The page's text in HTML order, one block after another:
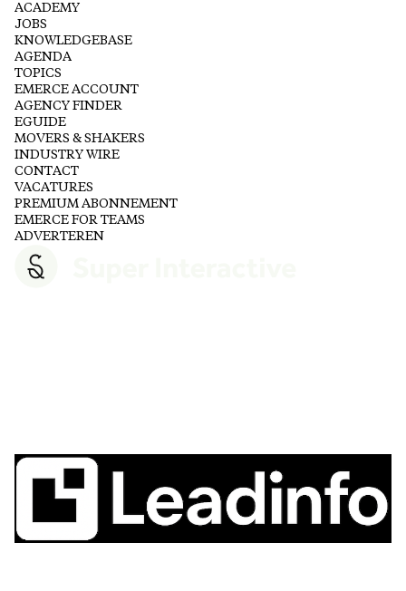
ACADEMY
JOBS
KNOWLEDGEBASE
AGENDA
TOPICS
EMERCE ACCOUNT
AGENCY FINDER
EGUIDE
MOVERS & SHAKERS
INDUSTRY WIRE
CONTACT
VACATURES
PREMIUM ABONNEMENT
EMERCE FOR TEAMS
ADVERTEREN